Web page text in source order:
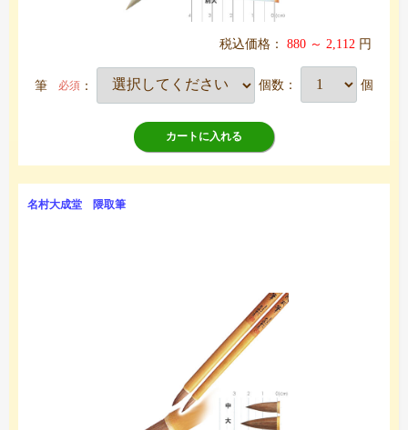
税込価格： 880 ～ 2,112 円
筆 必須 ： 個数： 個
カートに入れる
名村大成堂 隈取筆